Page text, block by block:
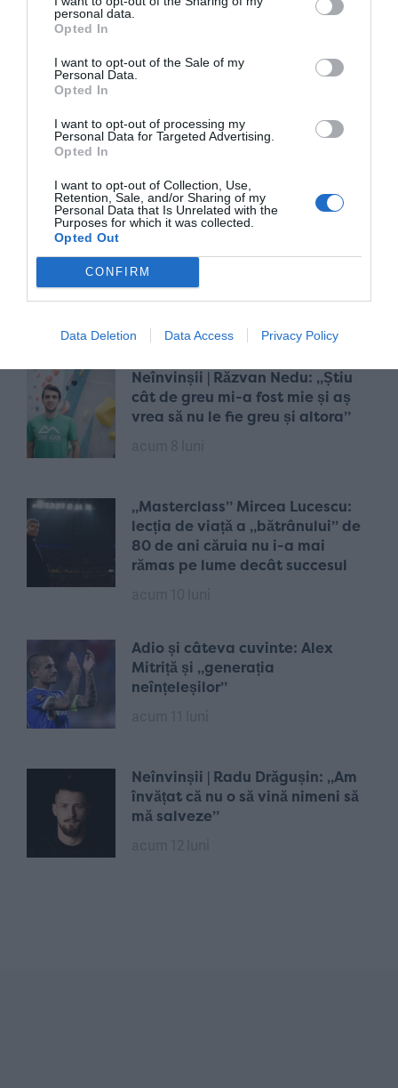
personal data.
Opted In
I want to opt-out of the Sale of my
Personal Data.
Opted In
I want to opt-out of processing my
Personal Data for Targeted Advertising.
Opted In
I want to opt-out of Collection, Use,
Retention, Sale, and/or Sharing of my
Personal Data that Is Unrelated with the
Purposes for which it was collected.
Opted Out
CONFIRM
Data Deletion Data Access Privacy Policy
Nadiei Comăneci de la Sports
Festival
acum 2 luni
magia lui. Să-i copiem, în schimb,
încăpățânarea, curajul, pasiunea
barajul de la Istanbul ne pune
față în față cu superficialitatea și
compromisurile fotbalului nostru
acum 4 luni
Neînvinșii | Răzvan Nedu: „Știu
cât de greu mi-a fost mie și aș
vrea să nu le fie greu și altora”
„Masterclass” Mircea Lucescu:
lecția de viață a „bătrânului” de
80 de ani căruia nu i-a mai
rămas pe lume decât succesul
Adio și câteva cuvinte: Alex
Mitriță și „generația
neînțeleșilor”
Neînvinșii | Radu Drăgușin: „Am
învățat că nu o să vină nimeni să
mă salveze”